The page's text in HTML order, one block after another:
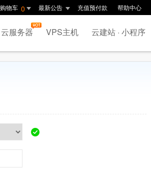
购物车 0 最新公告 充值预付款 帮助中心
云服务器 VPS主机 云建站 · 小程序